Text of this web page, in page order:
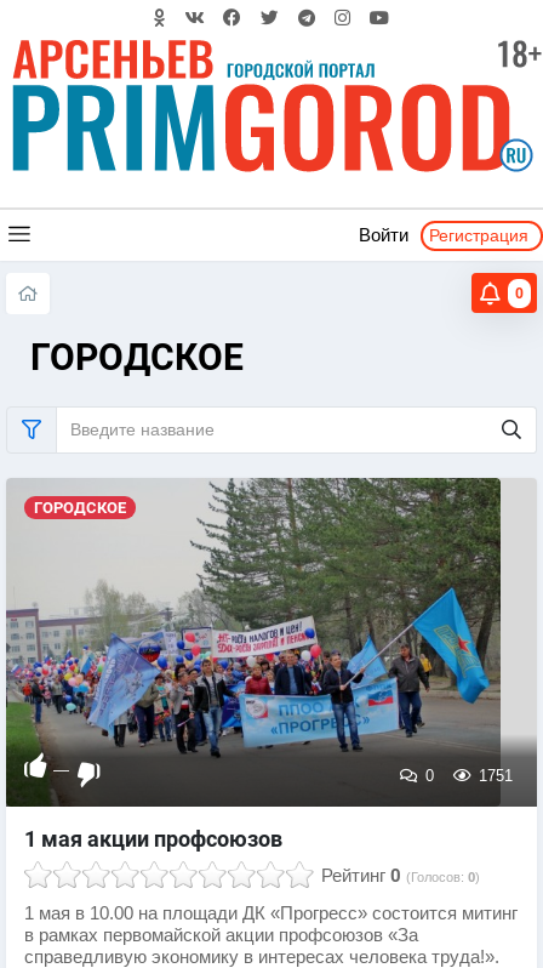
Войти Регистрация
0
ГОРОДСКОЕ
ГОРОДСКОЕ
— 0 1751
1 мая акции профсоюзов
Рейтинг 0 (Голосов: 0)
1 мая в 10.00 на площади ДК «Прогресс» состоится митинг
в рамках первомайской акции профсоюзов «За
справедливую экономику в интересах человека труда!».